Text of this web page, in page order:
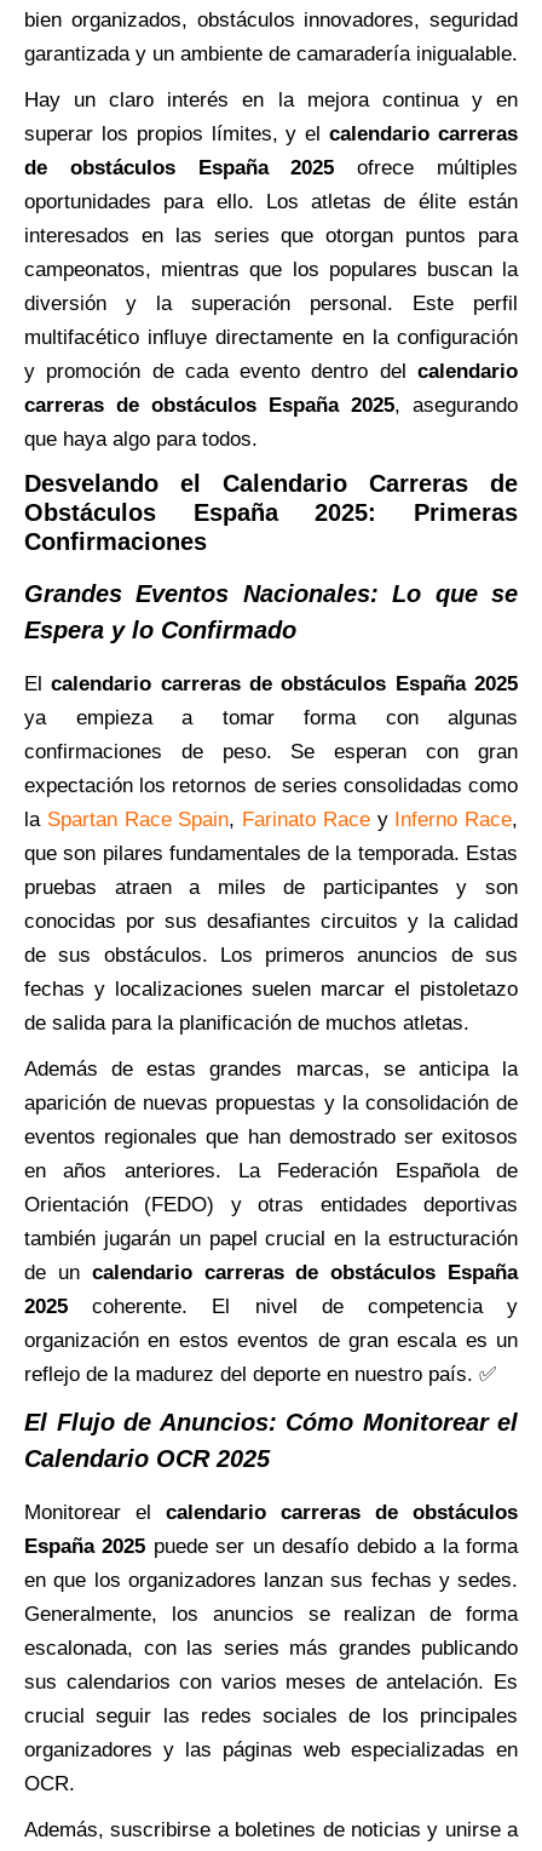
bien organizados, obstáculos innovadores, seguridad
garantizada y un ambiente de camaradería inigualable.
Hay un claro interés en la mejora continua y en
superar los propios límites, y elcalendario carreras
de obstáculos España 2025 ofrece múltiples
oportunidades para ello. Los atletas de élite están
interesados en las series que otorgan puntos para
campeonatos, mientras que los populares buscan la
diversión y la superación personal. Este perfil
multifacético influye directamente en la configuración
y promoción de cada evento dentro del calendario
carreras de obstáculos España 2025, asegurando
que haya algo para todos.
Desvelando el Calendario Carreras de
Obstáculos España 2025: Primeras
Confirmaciones
Grandes Eventos Nacionales: Lo que se
Espera y lo Confirmado
Elcalendario carreras de obstáculos España 2025
ya empieza a tomar forma con algunas
confirmaciones de peso. Se esperan con gran
expectación los retornos de series consolidadas como
la Spartan Race Spain, Farinato Racey Inferno Race,
que son pilares fundamentales de la temporada. Estas
pruebas atraen a miles de participantes y son
conocidas por sus desafiantes circuitos y la calidad
de sus obstáculos. Los primeros anuncios de sus
fechas y localizaciones suelen marcar el pistoletazo
de salida para la planificación de muchos atletas.
Además de estas grandes marcas, se anticipa la
aparición de nuevas propuestas y la consolidación de
eventos regionales que han demostrado ser exitosos
en años anteriores. La Federación Española de
Orientación (FEDO) y otras entidades deportivas
también jugarán un papel crucial en la estructuración
de un calendario carreras de obstáculos España
2025 coherente. El nivel de competencia y
organización en estos eventos de gran escala es un
reflejo de la madurez del deporte en nuestro país. ✅
El Flujo de Anuncios: Cómo Monitorear el
Calendario OCR 2025
Monitorear el calendario carreras de obstáculos
España 2025 puede ser un desafío debido a la forma
en que los organizadores lanzan sus fechas y sedes.
Generalmente, los anuncios se realizan de forma
escalonada, con las series más grandes publicando
sus calendarios con varios meses de antelación. Es
crucial seguir las redes sociales de los principales
organizadores y las páginas web especializadas en
OCR.
Además, suscribirse a boletines de noticias y unirse a